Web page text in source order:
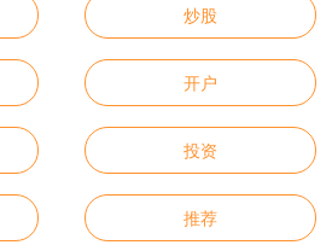
炒股
开户
投资
推荐